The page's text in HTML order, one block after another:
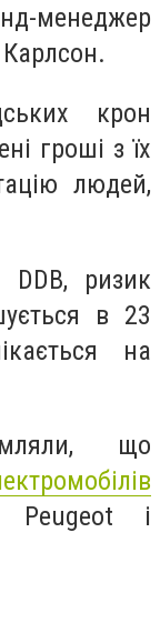
менеджер
крон
гроші з їх
людей,
ризик
в 23
на
що
Peugeot і